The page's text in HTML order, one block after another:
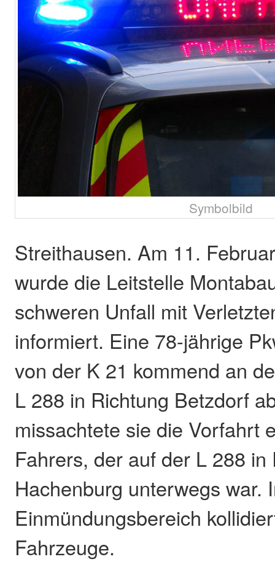
Symbolbild
Streithausen. Am 11.
wurde die Leitstelle
schweren Unfall mit
informiert. Eine 78-jährige
von der K 21 kommend an
L 288 in Richtung Betzdorf
missachtete sie die Vorfahrt
Fahrers, der auf der L 288 in
Hachenburg unterwegs war.
Einmündungsbereich
Fahrzeuge.